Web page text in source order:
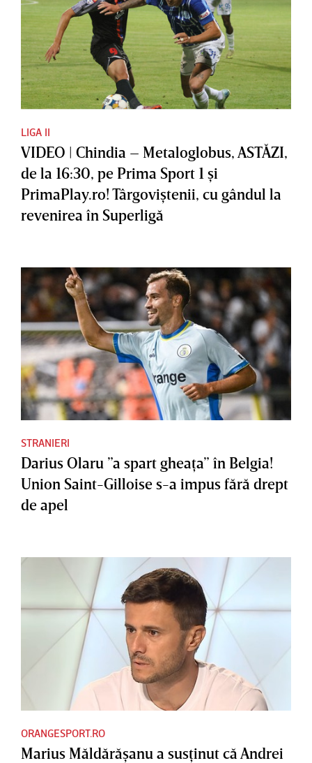
LIGA II
VIDEO | Chindia – Metaloglobus, ASTĂZI,
de la 16:30, pe Prima Sport 1 şi
PrimaPlay.ro! Târgoviştenii, cu gândul la
revenirea în Superligă
STRANIERI
Darius Olaru ”a spart gheaţa” în Belgia!
Union Saint-Gilloise s-a impus fără drept
de apel
ORANGESPORT.RO
Marius Măldărăşanu a susţinut că Andrei